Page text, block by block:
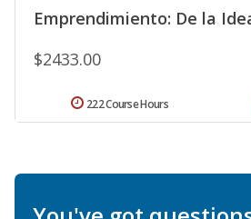
Emprendimiento: De la
$2433.00
222 Course Hours